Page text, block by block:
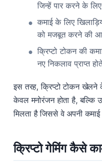
जिन्हें पार करने के
कमाई के लिए
को मजबूत करने की
क्रिप्टो टोकन की
नए निकलाव प्राप्त
इस तरह, क्रिप्टो टोकन खेलने
केवल मनोरंजन होता है, बल्कि
मिलता है जिससे वे अपनी
क्रिप्टो गेमिंग कैसे